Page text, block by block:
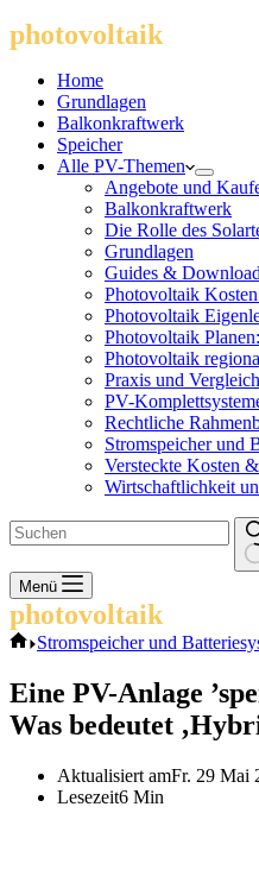
photovoltaik
Home
Grundlagen
Balkonkraftwerk
Speicher
Alle PV-Themen
Angebote und
Balkonkraftwerk
Die Rolle des
Grundlagen
Guides &
Photovoltaik
Photovoltaik
Photovoltaik
Photovoltaik
Praxis und
PV-
Rechtliche
Stromspeicher und
Versteckte Kosten
Wirtschaftlichkeit
Keine
Ergebnisse
Menü
photovoltaik
Start
Stromspeicher und
Eine PV-Anlage
Was bedeutet
Aktualisiert amFr. 29 Mai
Lesezeit6 Min